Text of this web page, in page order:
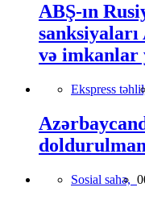
ABŞ-ın
və imkanlar
Ekspress
Sosial sahə,